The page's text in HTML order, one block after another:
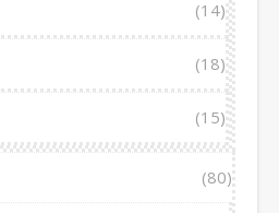
(14)
(18)
(15)
(80)